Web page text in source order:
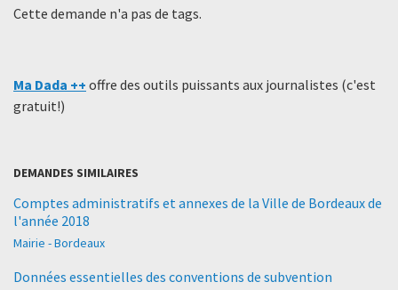
Cette demande n'a pas de tags.
Ma Dada ++ offre des outils puissants aux journalistes (c'est
gratuit!)
DEMANDES SIMILAIRES
Comptes administratifs et annexes de la Ville de Bordeaux de
l'année 2018
Mairie - Bordeaux
Données essentielles des conventions de subvention